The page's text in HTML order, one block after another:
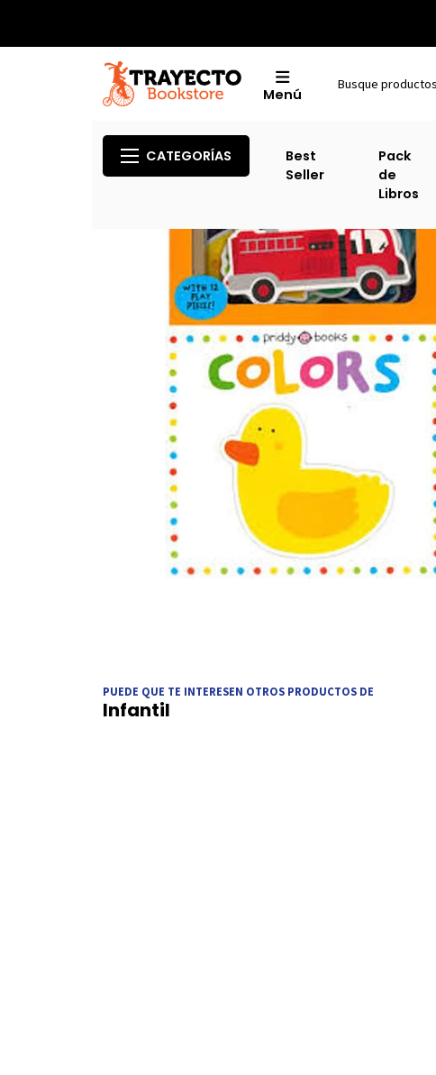
Menú
CATEGORÍAS
Best
Seller
Pack
de
Libros
PUEDE QUE TE INTERESEN OTROS PRODUCTOS DE
Infantil